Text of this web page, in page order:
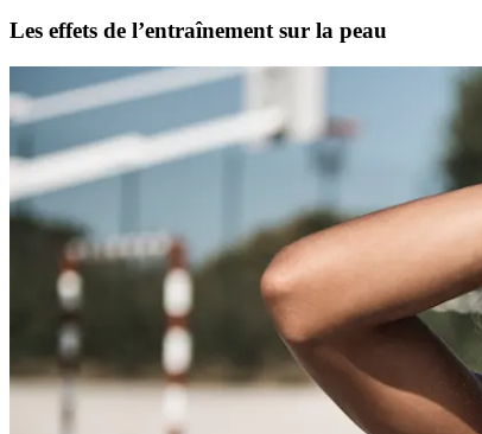
Les effets de l’entraînement sur la peau